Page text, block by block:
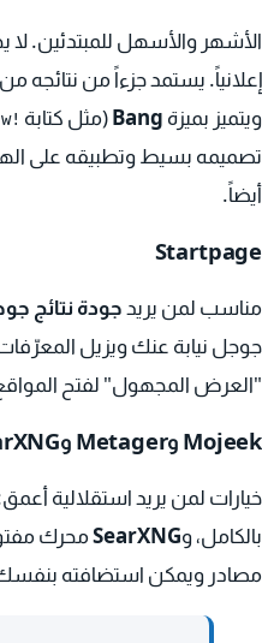
الأشهر والأسهل للمبتدئين. لا
إعلانياً. يستمد جزءاً من نتائجه
ويتميز بميزة Bang (مثل كتابة !w
تصميمه بسيط وتطبيقه على
أيضاً.
Startpage
مناسب لمن يريد جودة نتائج
جوجل نيابة عنك ويزيل
"العرض المجهول" لفتح
Mojeek وMetager وSearXNG
خيارات لمن يريد استقلالية
بالكامل، وSearXNG محرك
مصادر ويمكن استضافته